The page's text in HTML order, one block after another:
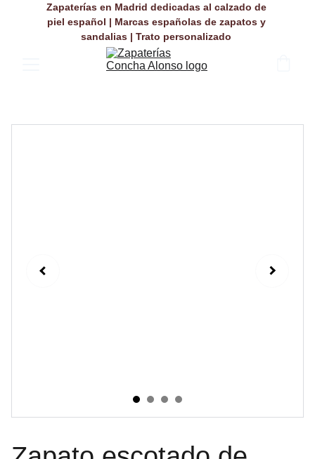
Zapaterías en Madrid dedicadas al calzado de
piel español | Marcas españolas de zapatos y
sandalias | Trato personalizado